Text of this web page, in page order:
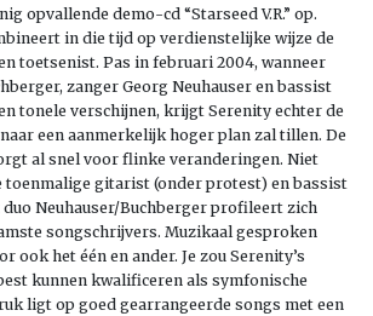
opvallende demo-cd “Starseed V.R.” op.
in die tijd op verdienstelijke wijze de
toetsenist. Pas in februari 2004, wanneer
zanger Georg Neuhauser en bassist
tonele verschijnen, krijgt Serenity echter de
een aanmerkelijk hoger plan zal tillen. De
al snel voor flinke veranderingen. Niet
toenmalige gitarist (onder protest) en bassist
Neuhauser/Buchberger profileert zich
songschrijvers. Muzikaal gesproken
ook het één en ander. Je zou Serenity’s
kunnen kwalificeren als symfonische
ligt op goed gearrangeerde songs met een